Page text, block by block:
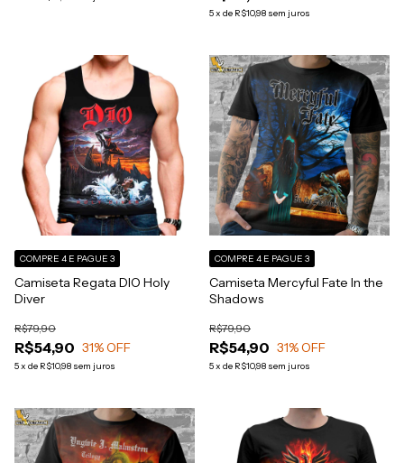
5x de R$10,98 sem juros
Camiseta Regata DIO Holy
Diver
R$54,90
R$79,90
31% OFF
5x de R$10,98 sem juros
COMPRE 4 E PAGUE 3
Camiseta Mercyful Fate In the
Shadows
R$54,90
R$79,90
31% OFF
5x de R$10,98 sem juros
COMPRE 4 E PAGUE 3